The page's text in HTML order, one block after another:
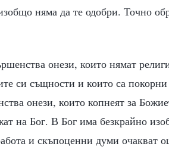
няма да те одобри. Точно
онези, които нямат
си същности и които са
онези, които копнеят за
на Бог. В Бог има безкрайно
и скъпоценни думи очакват